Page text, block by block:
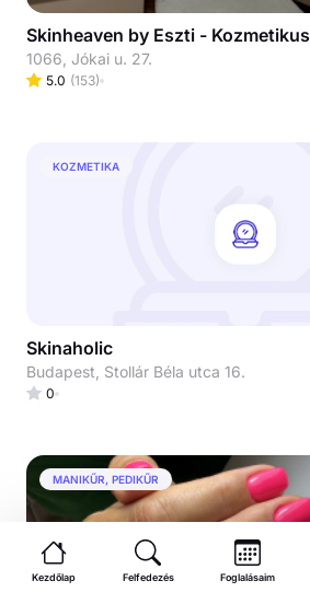
Skinheaven by Eszti - Kozmetikus
1066, Jókai u. 27.
5.0 (153)
KOZMETIKA
Skinaholic
Budapest, Stollár Béla utca 16.
0
MANIKŰR, PEDIKŰR
Kezdőlap Felfedezés Foglalásaim